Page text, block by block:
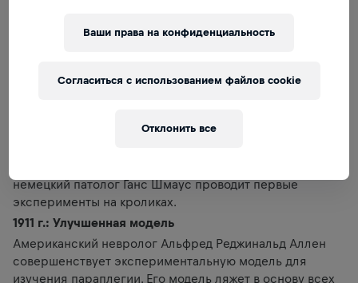
позвоночника. Несколько веков спустя греческие
немецкий патолог Ганс Шмаус проводит первые
эксперименты на кроликах.
1911 г.: Улучшенная модель
Американский невролог Альфред Реджинальд Аллен
совершенствует экспериментальную модель для
изучения параплегии. Его модель ляжет в основу всех
Ваши права на конфиденциальность
Отклонить все
Согласиться с использованием файлов cookie